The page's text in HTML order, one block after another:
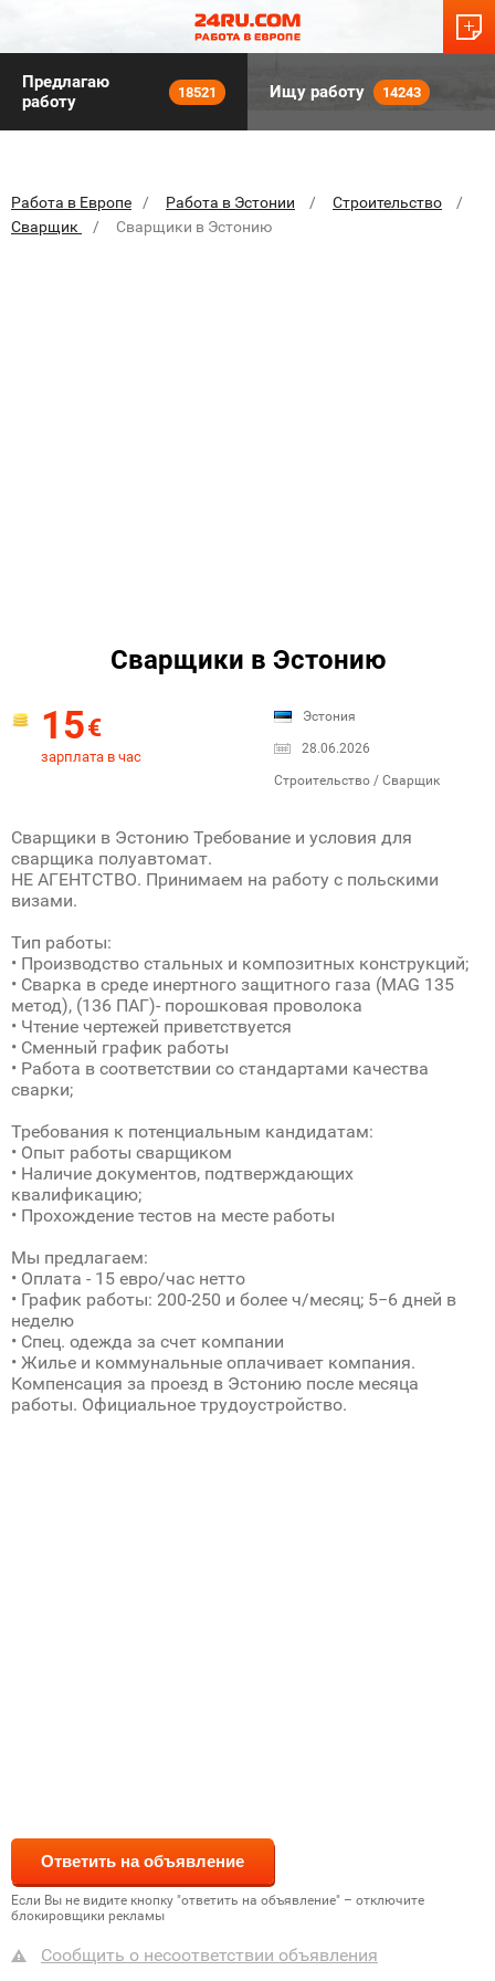
Предлагаю
работу
18521 Ищу работу 14243
Работа в Европе Работа в Эстонии
Строительство
Сварщик
Сварщики в Эстонию
Сварщики в Эстонию
15€
зарплата в час
Эстония
28.06.2026
Строительство / Сварщик
Сварщики в Эстонию Требование и условия для
сварщика полуавтомат.
НЕ АГЕНТСТВО. Принимаем на работу с польскими
визами.
Тип работы:
• Производство стальных и композитных конструкций;
• Сварка в среде инертного защитного газа (MAG 135
метод), (136 ПАГ)- порошковая проволока
• Чтение чертежей приветствуется
• Сменный график работы
• Работа в соответствии со стандартами качества
сварки;
Требования к потенциальным кандидатам:
• Опыт работы сварщиком
• Наличие документов, подтверждающих
квалификацию;
• Прохождение тестов на месте работы
Мы предлагаем:
• Оплата - 15 евро/час нетто
• График работы: 200-250 и более ч/месяц; 5−6 дней в
неделю
• Спец. одежда за счет компании
• Жилье и коммунальные оплачивает компания.
Компенсация за проезд в Эстонию после месяца
работы. Официальное трудоустройство.
Если Вы не видите кнопку "ответить на объявление" – отключите
блокировщики рекламы
Сообщить о несоответствии объявления